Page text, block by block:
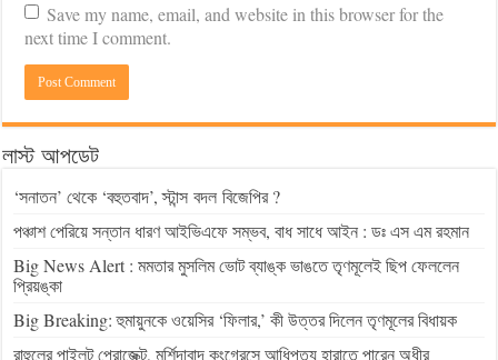
Save my name, email, and website in this browser for the
next time I comment.
লাস্ট আপডেট
‘সনাতন’ থেকে ‘বহুতবাদ’, স্টান্স বদল বিজেপির ?
পঞ্চাশ পেরিয়ে সন্তান ধারণ আইভিএফে সম্ভব, বাধ সাধে আইন : ডঃ এস এম রহমান
Big News Alert : মমতার মুসলিম ভোট ব্যাঙ্ক ভাঙতে তৃণমূলেই ছিপ ফেললেন
প্রিয়ঙ্কা
Big Breaking: হুমায়ুনকে ওয়েসির ‘ফিলার,’ কী উত্তর দিলেন তৃণমূলের বিধায়ক
রাহুলের পাইলট প্রোজেক্ট, মুর্শিদাবাদ কংগ্রেসে আধিপত্য হারাতে পারেন অধীর